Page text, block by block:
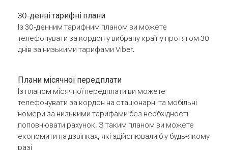
30-денні тарифні плани
Із 30-денним тарифним планом ви можете
телефонувати за кордон у вибрану країну протягом 30
днів за низькими тарифами Viber.
Плани місячної передплати
Із планом місячної передплати ви можете
телефонувати за кордон на стаціонарні та мобільні
номери за низькими тарифами без необхідності
поповнювати рахунок. З таким планом ви можете
економити на дзвінках, які здійснювали б у будь-якому
разі